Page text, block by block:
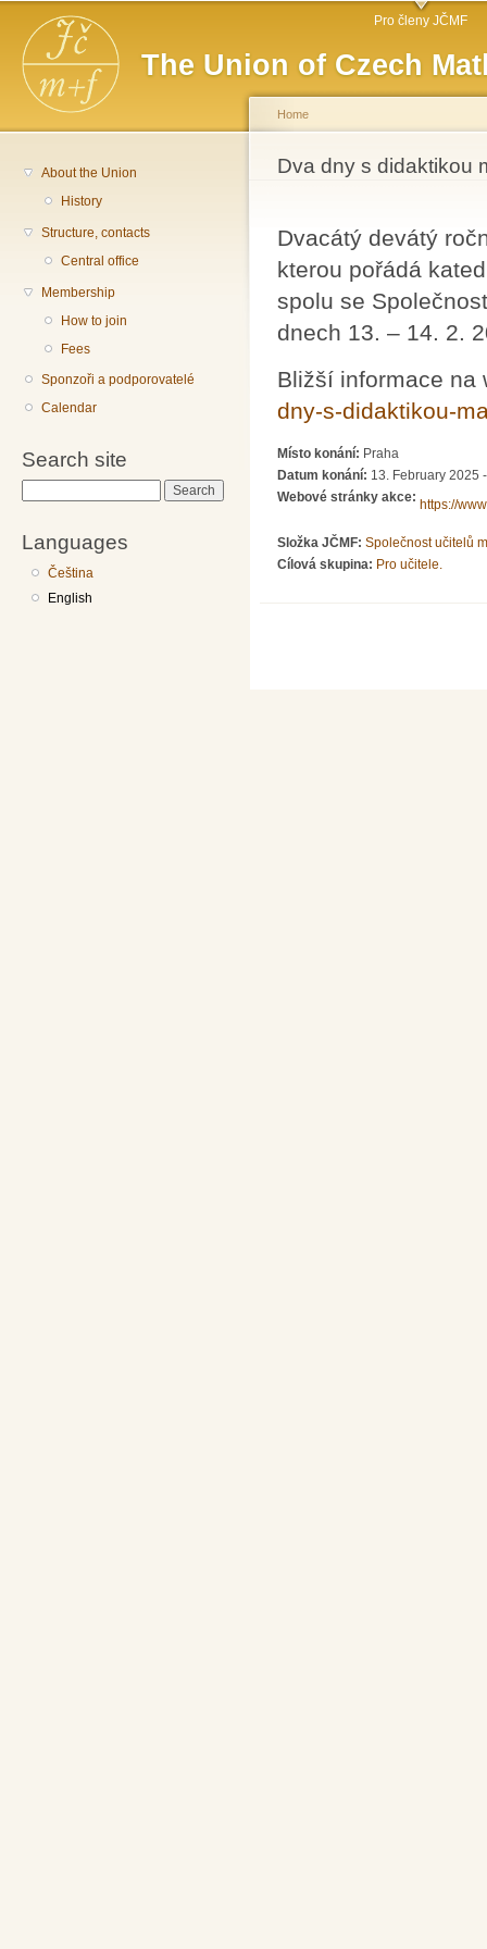
The Union of Czech
Main menu Pro členy JČMF
About the Union
History
Structure, contacts
Central office
Membership
How to join
Fees
Sponzoři a podporovatelé
Calendar
Search site
Languages
Čeština
English
You are here
Home
Dva dny s didaktikou
Dvacátý devátý
kterou pořádá
spolu se
dnech 13. – 14. 2.
Bližší informace na
dny-s-didaktikou-
Místo konání: Praha
Datum konání: 13. February 2025
Webové stránky akce:
https://
Složka JČMF: Společnost učitelů
Cílová skupina: Pro učitele.